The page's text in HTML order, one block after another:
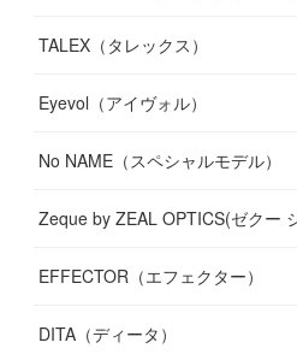
TALEX（タレックス）
Eyevol（アイヴォル）
No NAME（スペシャルモデル）
Zeque by ZEAL OPTICS(ゼクー
EFFECTOR（エフェクター）
DITA（ディータ）